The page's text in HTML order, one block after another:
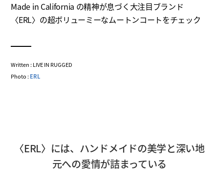
Made in California の精神が息づく大注目ブランド
〈ERL〉の超ボリューミーなムートンコートをチェック
Written : LIVE IN RUGGED
Photo :ERL
〈ERL〉には、ハンドメイドの美学と深い地
元への愛情が詰まっている